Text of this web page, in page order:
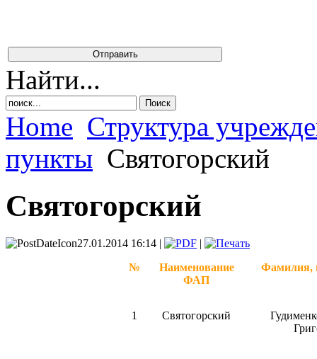
Найти...
Home Структура
пункты Святогорский
Святогорский
27.01.2014 16:14 |
|
№
Наименование
ФАП
Фамилия,
1 Святогорский